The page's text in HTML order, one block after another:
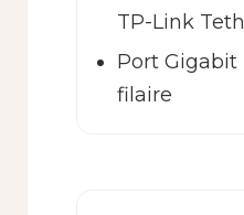
TP-Link
Port Gigabit
filaire